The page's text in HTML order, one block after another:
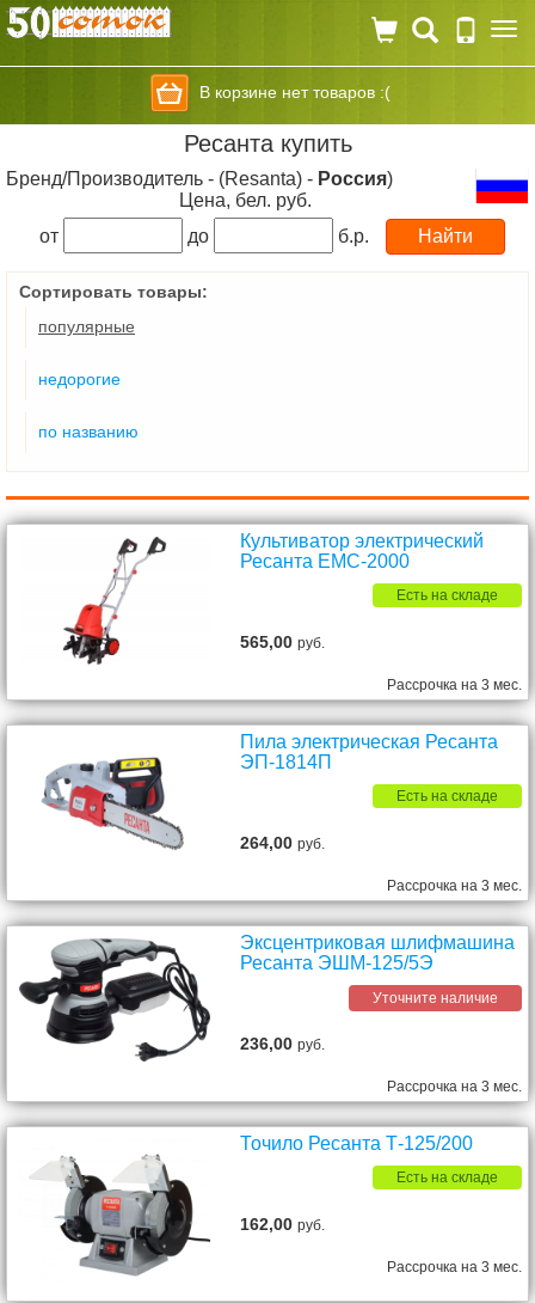
В корзине нет товаров :(
Ресанта купить
Бренд/Производитель - (Resanta) - Россия)
Цена, бел. руб.
от
до б.р.
Сортировать товары:
популярные
недорогие
по названию
Культиватор электрический
Ресанта ЕМС-2000
Есть на складе
565,00руб.
Рассрочка на 3 мес.
Пила электрическая Ресанта
ЭП-1814П
Есть на складе
264,00руб.
Рассрочка на 3 мес.
Эксцентриковая шлифмашина
Ресанта ЭШМ-125/5Э
Уточните наличие
236,00руб.
Рассрочка на 3 мес.
Точило Ресанта Т-125/200
Есть на складе
162,00руб.
Рассрочка на 3 мес.